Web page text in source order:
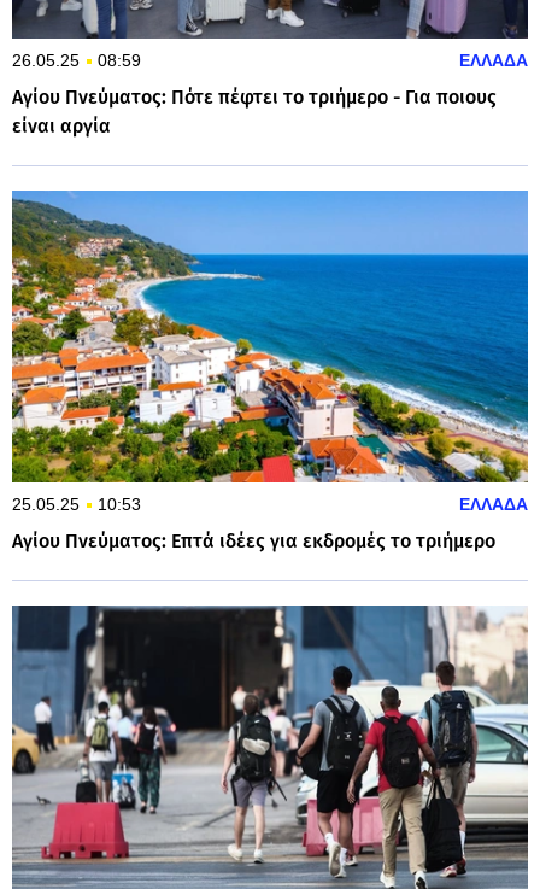
26.05.25 08:59 ΕΛΛΑΔΑ
Αγίου Πνεύματος: Πότε πέφτει το τριήμερο - Για ποιους
είναι αργία
25.05.25 10:53 ΕΛΛΑΔΑ
Αγίου Πνεύματος: Επτά ιδέες για εκδρομές το τριήμερο